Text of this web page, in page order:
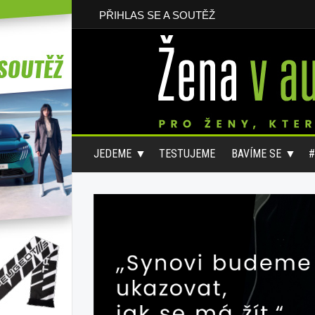
PŘIHLAS SE A SOUTĚŽ
JEDEME TESTUJEME BAVÍME SE